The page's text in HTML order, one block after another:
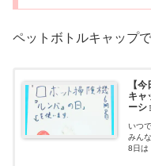
ペットボトルキャップ
【
キャ
ーシ
いつ
みん
8日は